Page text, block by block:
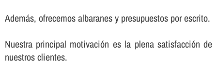
Además, ofrecemos albaranes y presupuestos por escrito.
Nuestra principal motivación es la plena satisfacción de
nuestros clientes.